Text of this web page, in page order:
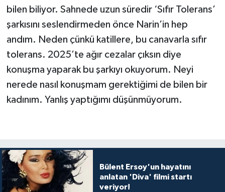
bilen biliyor. Sahnede uzun süredir ‘Sıfır Tolerans’
şarkısını seslendirmeden önce Narin’in hep
andım. Neden çünkü katillere, bu canavarla sıfır
tolerans. 2025’te ağır cezalar çıksın diye
konuşma yaparak bu şarkıyı okuyorum. Neyi
nerede nasıl konuşmam gerektiğimi de bilen bir
kadınım. Yanlış yaptığımı düşünmüyorum.
Bülent Ersoy'un hayatını
anlatan 'Diva' filmi startı
veriyor!